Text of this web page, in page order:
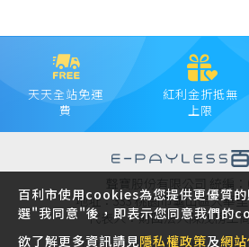
天天全站免運
費
紅利金折抵無
上限
聲寶股份有限公司 統編：
地址：333 桃園市龜山區大華
代表人：財團法人陳茂榜工
Copyright © 2021 SAMPO INC. All
百利市使用cookies為您提供更優質的
選"我同意"後，即表示您同意我們的
欲了解更多資訊請見隱私權政策及網